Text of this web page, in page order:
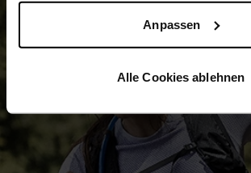
Anpassen
Alle Cookies ablehnen
0°
-5°
-10°
-
-